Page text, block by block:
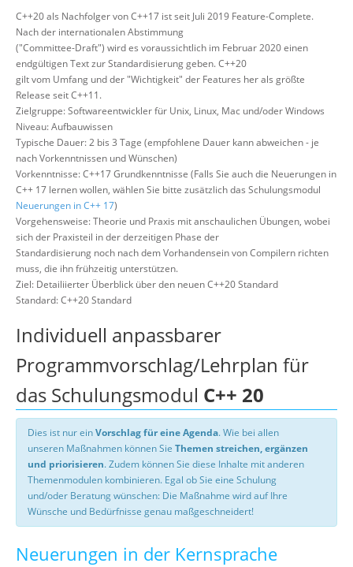
C++20 als Nachfolger von C++17 ist seit Juli 2019 Feature-Complete.
Nach der internationalen Abstimmung
("Committee-Draft") wird es voraussichtlich im Februar 2020 einen
endgültigen Text zur Standardisierung geben. C++20
gilt vom Umfang und der "Wichtigkeit" der Features her als größte
Release seit C++11.
Zielgruppe: Softwareentwickler für Unix, Linux, Mac und/oder Windows
Niveau: Aufbauwissen
Typische Dauer: 2 bis 3 Tage (empfohlene Dauer kann abweichen - je
nach Vorkenntnissen und Wünschen)
Vorkenntnisse: C++17 Grundkenntnisse (Falls Sie auch die Neuerungen in
C++ 17 lernen wollen, wählen Sie bitte zusätzlich das Schulungsmodul
Neuerungen in C++ 17)
Vorgehensweise: Theorie und Praxis mit anschaulichen Übungen, wobei
sich der Praxisteil in der derzeitigen Phase der
Standardisierung noch nach dem Vorhandensein von Compilern richten
muss, die ihn frühzeitig unterstützen.
Ziel: Detailiierter Überblick über den neuen C++20 Standard
Standard: C++20 Standard
Individuell anpassbarer
Programmvorschlag/Lehrplan für
das Schulungsmodul C++ 20
Dies ist nur einVorschlag für eine Agenda. Wie bei allen
unseren Maßnahmen können Sie Themen streichen, ergänzen
und priorisieren. Zudem können Sie diese Inhalte mit anderen
Themenmodulen kombinieren. Egal ob Sie eine Schulung
und/oder Beratung wünschen: Die Maßnahme wird auf Ihre
Wünsche und Bedürfnisse genau maßgeschneidert!
Neuerungen in der Kernsprache